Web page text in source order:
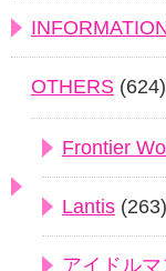
OTHERS (624)
Frontier
Lantis (263)
アイドル